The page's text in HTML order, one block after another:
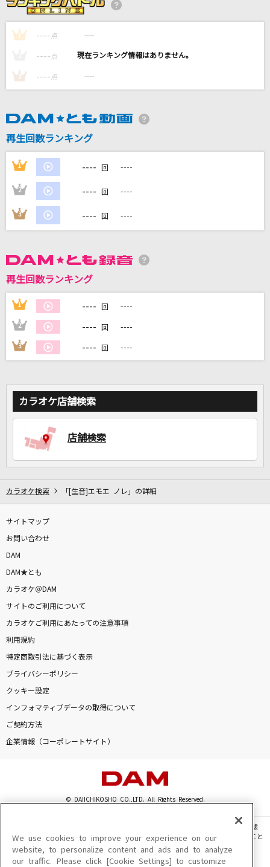
[生音]季節の中で
松山千春
Sia
松田聖子
[生音]また明日...
JUJU
オーバーライド
吉田夜世
DAMの新曲・ランキングなど
DAMに会員登録・ログインして
自宅でカラオケ歌い放題！
1 ---- 点 ----
---- 点 ----
3 ---- 点 ----
再生回数ランキング
1 ---- 回 ----
2 ---- 回 ----
3 ---- 回 ----
再生回数ランキング
1 ---- 回 ----
2 ---- 回 ----
3 ---- 回 ----
カラオケ店舗検索
店舗検索
カラオケ検索 「[生音]エモエ ノレ」の詳細
サイトマップ
お問い合わせ
DAM
DAM★とも
カラオケ＠DAM
サイトのご利用について
カラオケご利用にあたっての注意事項
利用規約
特定商取引法に基づく表示
プライバシーポリシー
クッキー設定
インフォマティブデータの取得について
ご契約方法
企業情報（コーポレートサイト）
© DAIICHIKOSHO CO.,LTD. All Rights Reserved.
このサイトに掲載されている一切の文章・画像・写真・動画・音声等を、手段や形態
を問わず、著作権法の定める範囲を超えて無断で複製、転載、ファイル化などすること
を禁じます。
楽曲及びコンテンツは、機種によりご利用いただけない場合があります。
We use cookies to improve your experience on our
website, to personalize content and ads and to analyze
our traffic. Please click [Cookie Settings] to customize